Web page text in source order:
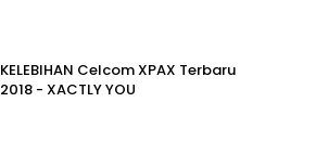
KELEBIHAN Celcom XPAX Terbaru
2018 - XACTLY YOU